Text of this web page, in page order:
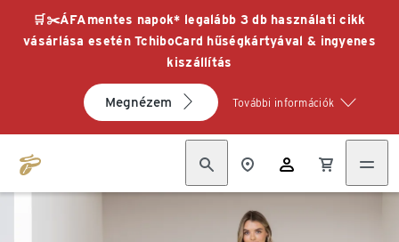
🛒✂️ÁFAmentes napok* legalább 3 db használati cikk
vásárlása esetén TchiboCard hűségkártyával & ingyenes
kiszállítás
Megnézem További információk